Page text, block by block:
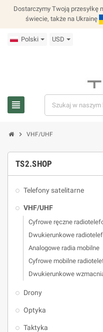
Dostarczymy Twoją przesyłkę
świecie, także na Ukrainę
Polski USD
view_headline
chevron_right VHF/UHF
TS2.SHOP
Telefony satelitarne
VHF/UHF
Cyfrowe ręczne
Dwukierunkowe
Analogowe radia mobilne
Cyfrowe mobilne
Dwukierunkowe
Drony
Optyka
Taktyka